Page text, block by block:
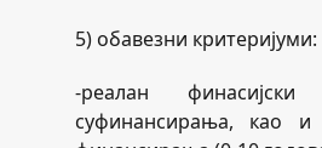
5) обавезни критеријуми:
-реалан
суфинансирања, као и